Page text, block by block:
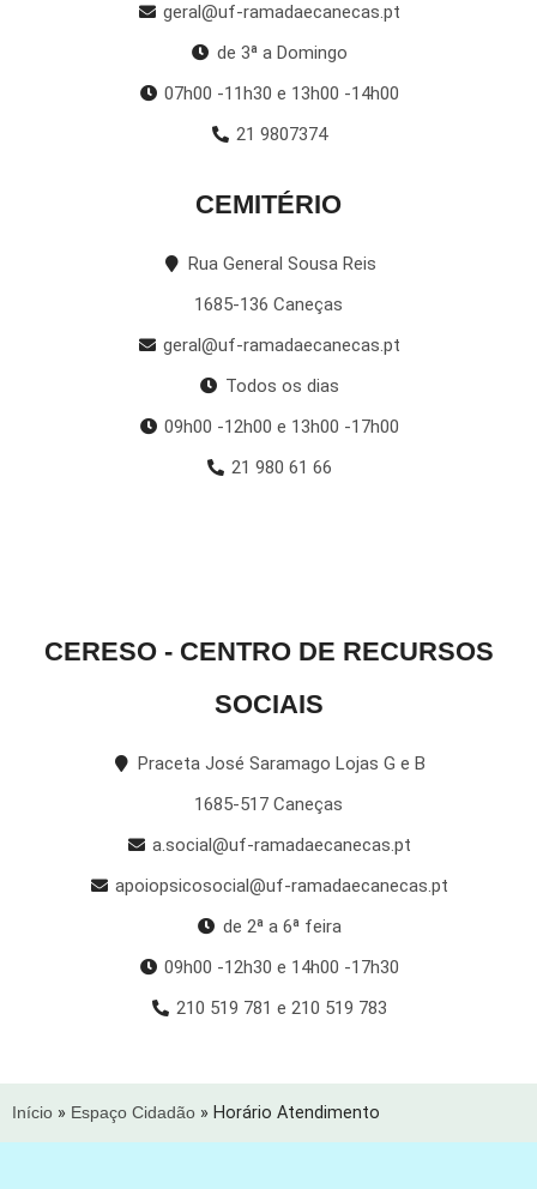
geral@uf-ramadaecanecas.pt
de 3ª a Domingo
07h00 -11h30 e 13h00 -14h00
21 9807374
CEMITÉRIO
Rua General Sousa Reis
1685-136 Caneças
geral@uf-ramadaecanecas.pt
Todos os dias
09h00 -12h00 e 13h00 -17h00
21 980 61 66
CERESO - CENTRO DE RECURSOS
SOCIAIS
Praceta José Saramago Lojas G e B
1685-517 Caneças
a.social@uf-ramadaecanecas.pt
apoiopsicosocial@uf-ramadaecanecas.pt
de 2ª a 6ª feira
09h00 -12h30 e 14h00 -17h30
210 519 781 e 210 519 783
Início » Espaço Cidadão » Horário Atendimento